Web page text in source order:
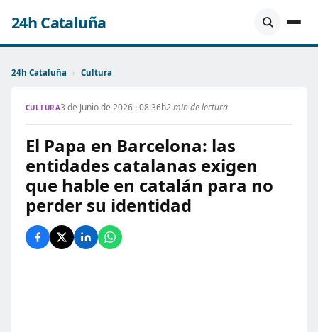
24h Cataluña
24h Cataluña › Cultura
CULTURA3 de Junio de 2026 · 08:36h2 min de lectura
El Papa en Barcelona: las
entidades catalanas exigen
que hable en catalán para no
perder su identidad